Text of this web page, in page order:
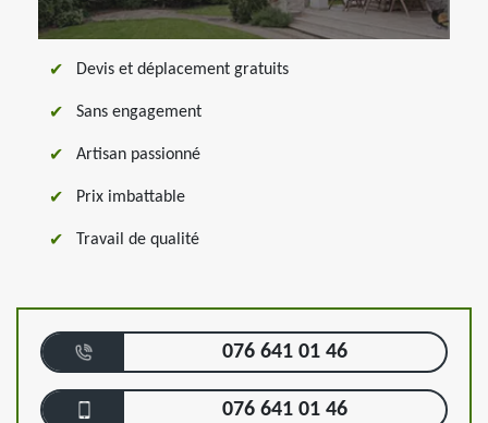
Devis et déplacement gratuits
Sans engagement
Artisan passionné
Prix imbattable
Travail de qualité
076 641 01 46
076 641 01 46